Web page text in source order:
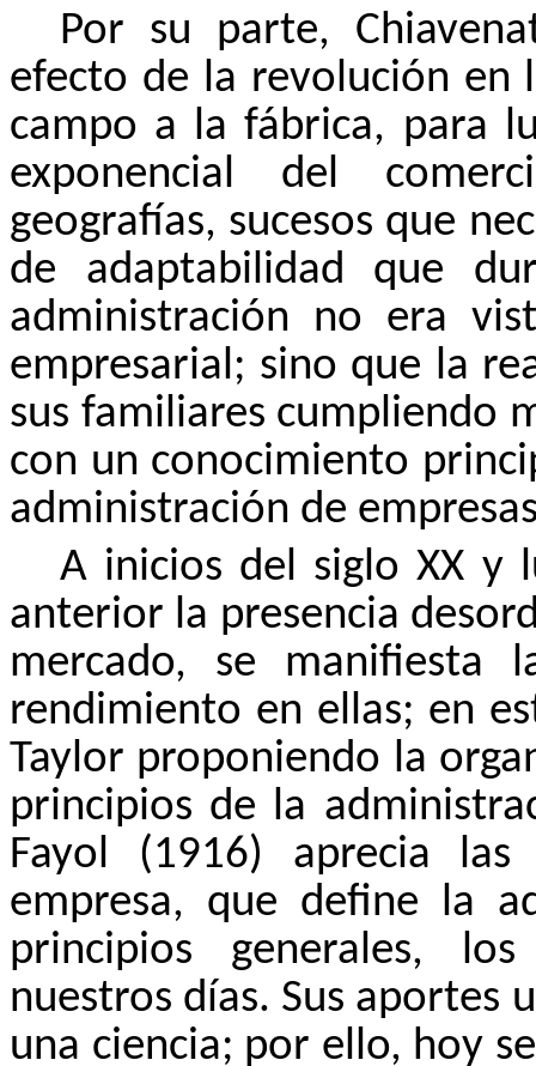
Por su parte,
efecto de la revolución en
campo a la fábrica, para
exponencial del
geografías, sucesos que
de adaptabilidad que
administración no era
empresarial; sino que la
sus familiares cumpliendo
con un conocimiento
administración de
A inicios del siglo XX y
anterior la presencia
mercado, se manifiesta
rendimiento en ellas; en
Taylor proponiendo la
principios de la
Fayol (1916) aprecia
empresa, que define la
principios generales,
nuestros días. Sus aportes
una ciencia; por ello, hoy